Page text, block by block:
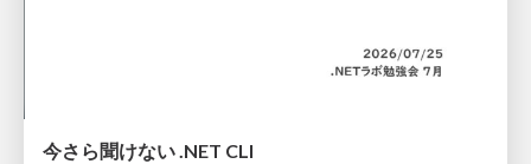
今さら聞けない .NET CLI